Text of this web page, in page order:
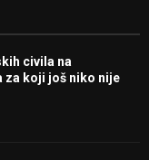
civila na
za koji još niko nije